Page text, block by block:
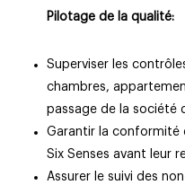
Pilotage de la qualité:
Superviser les
chambres,
passage de la société
Garantir la conformité
Six Senses avant leur
Assurer le suivi des